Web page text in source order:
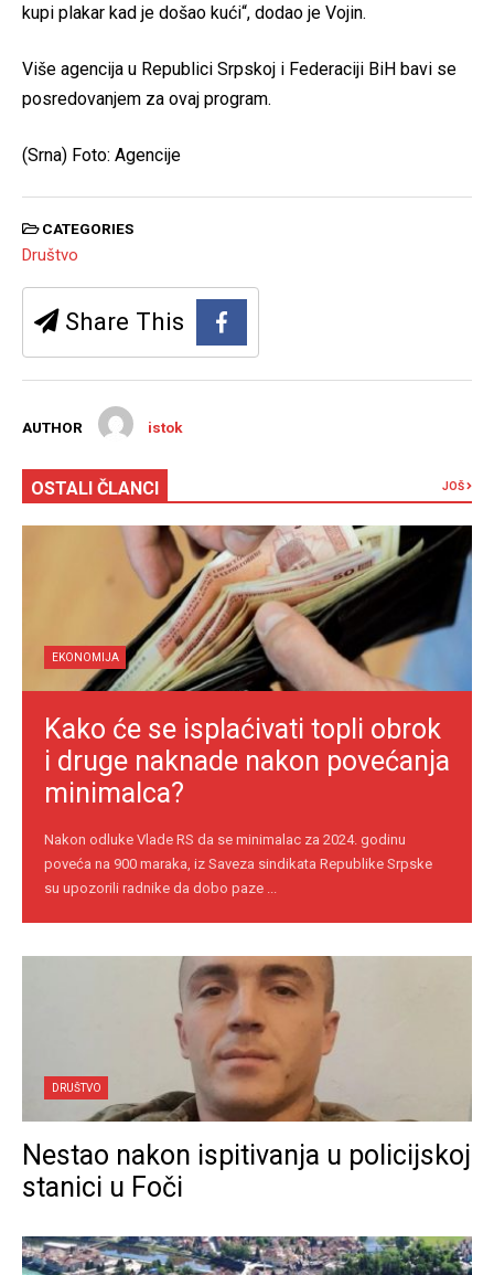
kupi plakar kad je došao kući“, dodao je Vojin.
Više agencija u Republici Srpskoj i Federaciji BiH bavi se
posredovanjem za ovaj program.
(Srna) Foto: Agencije
CATEGORIES
Društvo
Share This
AUTHOR istok
OSTALI ČLANCI JOŠ
EKONOMIJA
Kako će se isplaćivati topli obrok
i druge naknade nakon povećanja
minimalca?
Nakon odluke Vlade RS da se minimalac za 2024. godinu
poveća na 900 maraka, iz Saveza sindikata Republike Srpske
su upozorili radnike da dobo paze ...
DRUŠTVO
Nestao nakon ispitivanja u policijskoj
stanici u Foči